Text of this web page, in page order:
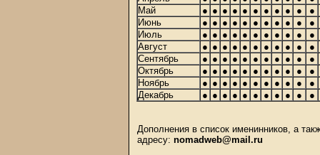
Май
● ● ● ● ● ● ● ● ● ●
●
Июнь
● ● ● ● ● ● ● ● ● ●
●
Июль
● ● ● ● ● ● ● ● ● ●
●
Август
● ● ● ● ● ● ● ● ● ●
●
Сентябрь
● ● ● ● ● ● ● ● ● ●
●
Октябрь
● ● ● ● ● ● ● ● ● ●
●
Ноябрь
● ● ● ● ● ● ● ● ● ●
●
Декабрь
● ● ● ● ● ● ● ● ● ● ●
Дополнения в список именинников, а
адресу: nomadweb@mail.ru